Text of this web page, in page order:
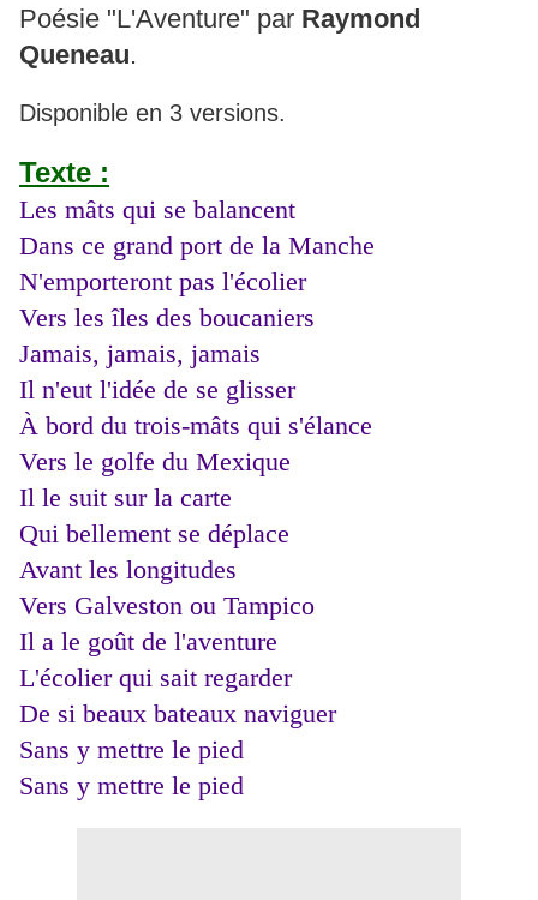
Poésie "L'Aventure" par Raymond
Queneau.
Disponible en 3 versions.
Texte :
Les mâts qui se balancent
Dans ce grand port de la Manche
N'emporteront pas l'écolier
Vers les îles des boucaniers
Jamais, jamais, jamais
Il n'eut l'idée de se glisser
À bord du trois-mâts qui s'élance
Vers le golfe du Mexique
Il le suit sur la carte
Qui bellement se déplace
Avant les longitudes
Vers Galveston ou Tampico
Il a le goût de l'aventure
L'écolier qui sait regarder
De si beaux bateaux naviguer
Sans y mettre le pied
Sans y mettre le pied